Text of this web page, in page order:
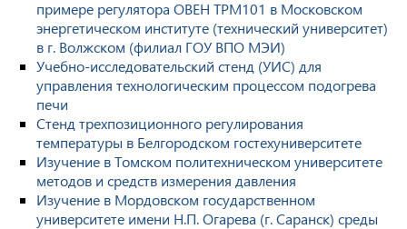
примере регулятора ОВЕН ТРМ101 в Московском
энергетическом институте (технический университет)
в г. Волжском (филиал ГОУ ВПО МЭИ)
Учебно-исследовательский стенд (УИС) для
управления технологическим процессом подогрева
печи
Стенд трехпозиционного регулирования
температуры в Белгородском гостехуниверситете
Изучение в Томском политехническом университете
методов и средств измерения давления
Изучение в Мордовском государственном
университете имени Н.П. Огарева (г. Саранск) среды